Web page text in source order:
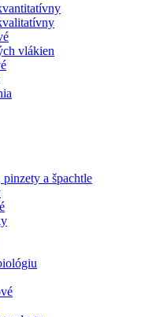
vlákien
a špachtle